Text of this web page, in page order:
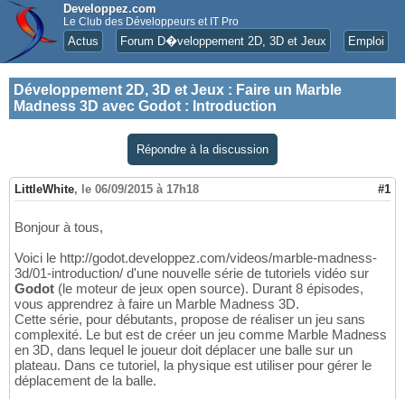
Developpez.com
Le Club des Développeurs et IT Pro
Actus Forum D�veloppement 2D, 3D et Jeux Emploi
Développement 2D, 3D et Jeux : Faire un Marble
Madness 3D avec Godot : Introduction
Répondre à la discussion
LittleWhite, le 06/09/2015 à 17h18 #1
Bonjour à tous,
Voici le http://godot.developpez.com/videos/marble-madness-
3d/01-introduction/ d'une nouvelle série de tutoriels vidéo sur
Godot (le moteur de jeux open source). Durant 8 épisodes,
vous apprendrez à faire un Marble Madness 3D.
Cette série, pour débutants, propose de réaliser un jeu sans
complexité. Le but est de créer un jeu comme Marble Madness
en 3D, dans lequel le joueur doit déplacer une balle sur un
plateau. Dans ce tutoriel, la physique est utiliser pour gérer le
déplacement de la balle.